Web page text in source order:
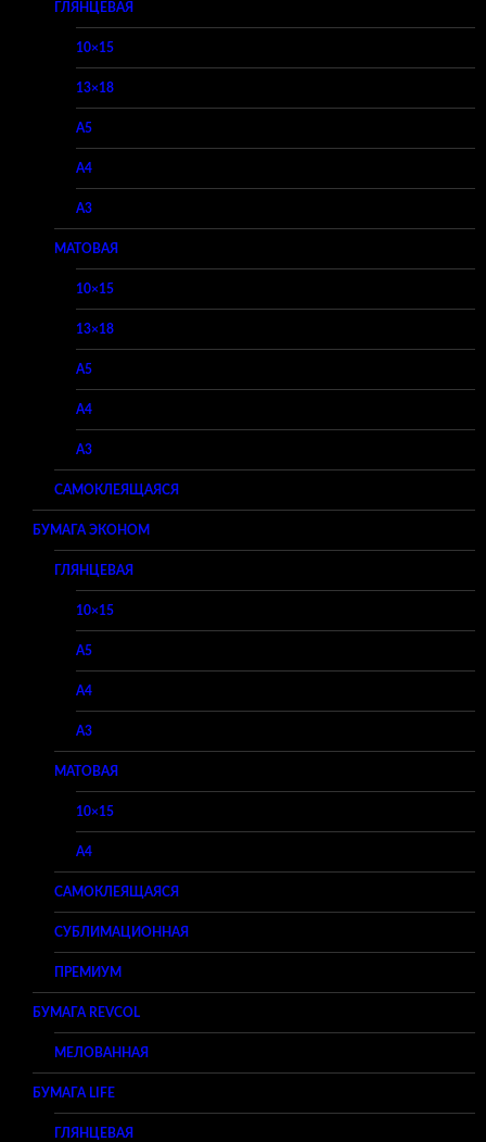
ГЛЯНЦЕВАЯ
10×15
13×18
A5
A4
A3
МАТОВАЯ
10×15
13×18
A5
A4
A3
САМОКЛЕЯЩАЯСЯ
БУМАГА ЭКОНОМ
ГЛЯНЦЕВАЯ
10×15
A5
A4
A3
МАТОВАЯ
10×15
A4
САМОКЛЕЯЩАЯСЯ
СУБЛИМАЦИОННАЯ
ПРЕМИУМ
БУМАГА REVCOL
МЕЛОВАННАЯ
БУМАГА LIFE
ГЛЯНЦЕВАЯ